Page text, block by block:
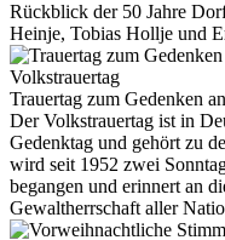
Rückblick der 50 Jahre
Heinje, Tobias Hollje und
Volkstrauertag
Trauertag zum Gedenken
Der Volkstrauertag ist in
Gedenktag und gehört zu
wird seit 1952 zwei
begangen und erinnert an
Gewaltherrschaft aller